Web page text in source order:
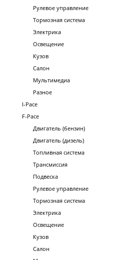
Рулевое управление
Тормозная система
Электрика
Освещение
Кузов
Салон
Мультимедиа
Разное
I-Pace
F-Pace
Двигатель (бензин)
Двигатель (дизель)
Топливная система
Трансмиссия
Подвеска
Рулевое управление
Тормозная система
Электрика
Освещение
Кузов
Салон